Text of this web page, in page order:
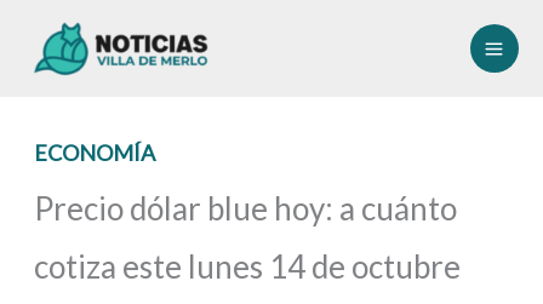
ECONOMÍA
Precio dólar blue hoy: a cuánto
cotiza este lunes 14 de octubre